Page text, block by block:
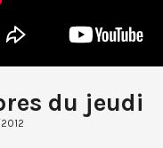
du jeudi